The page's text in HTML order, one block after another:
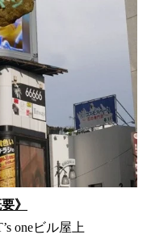
》
oneビル屋上